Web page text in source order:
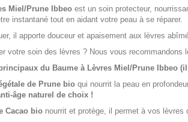
Miel/Prune Ibbeo est un soin protecteur,
instantané tout en aidant votre peau à se réparer.
il apporte douceur et apaisement aux lèvres
votre soin des lèvres ? Nous vous recommandons
du Baume à Lèvres Miel/Prune Ibbeo (il
de Prune bio qui nourrit la peau en
âge naturel de choix !
Cacao bio nourrit et protège, il permet à vos lèvres